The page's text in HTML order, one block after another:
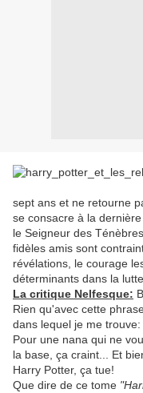
sept ans et ne retourne
se consacre à la
le Seigneur des
fidèles amis sont
révélations, le courage
déterminants dans la
La critique Nelfesque:
Rien qu'avec cette
dans lequel je me
Pour une nana qui ne
la base, ça craint... Et
Harry Potter, ça tue!
Que dire de ce tome